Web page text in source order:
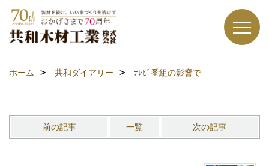
ホーム 共和ダイアリー ﾃﾚﾋﾞ番組の影響で
前の記事 一覧 次の記事